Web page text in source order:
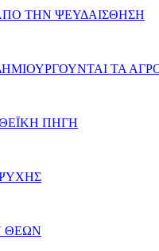
ΤΗΝ ΨΕΥΔΑΙΣΘΗΣΗ
ΤΑ
ΠΗΓΗ
ΘΕΩΝ